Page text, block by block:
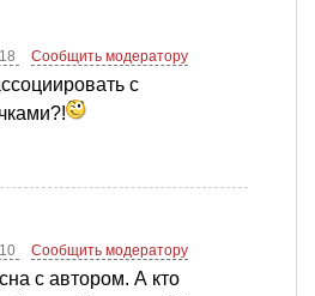
Сообщить модератору
с
Сообщить модератору
с автором. А кто